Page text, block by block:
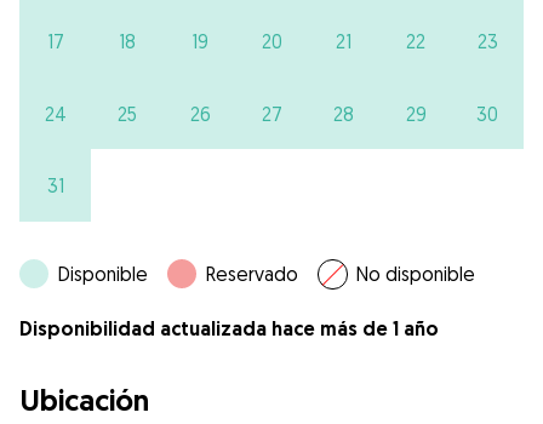
17 18 19 20 21 22 23
24 25 26 27 28 29 30
31
Disponible Reservado No disponible
Disponibilidad actualizada hace más de 1 año
Ubicación